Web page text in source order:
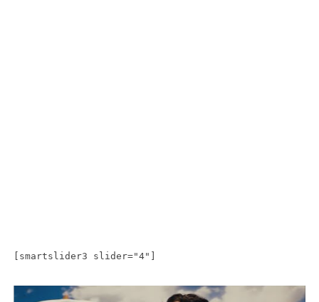
[smartslider3 slider="4"]